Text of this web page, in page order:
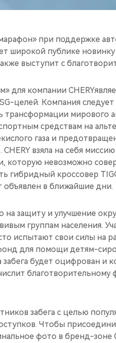
при поддержке
широкой публике
выступит с
для компании
целей. Компания следует
трансформации мирового
средствам на
газа и
взяла на себя
которую невозможно
кроссовер
в ближайшие дни.
на защиту и улучшение
группам населения.
испытают свои силы на
для помощи детям-
будет оцифрован и
забега с целью
Чтобы
фото в бренд-зоне